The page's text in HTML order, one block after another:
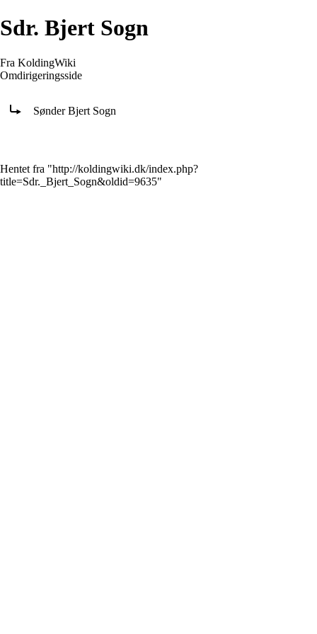
Sdr. Bjert Sogn
Fra KoldingWiki
Omdirigeringsside
Sønder Bjert Sogn
Hentet fra "http://koldingwiki.dk/index.php?
title=Sdr._Bjert_Sogn&oldid=9635"